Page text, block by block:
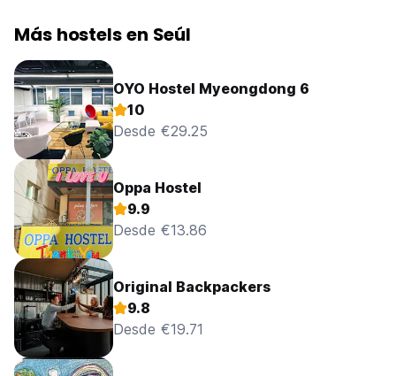
Más hostels en Seúl
OYO Hostel Myeongdong 6
10
Desde €29.25
Oppa Hostel
9.9
Desde €13.86
Original Backpackers
9.8
Desde €19.71